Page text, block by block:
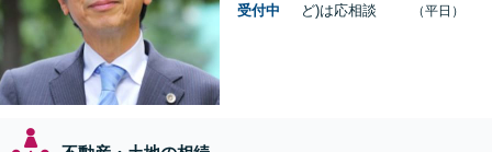
受付中
ど)は応相談
（平日）